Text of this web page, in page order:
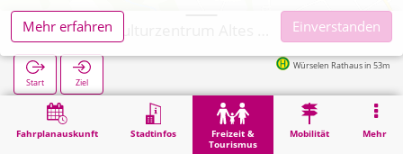
Fahrplanauskunft Stadtinfos
Freizeit &
Tourismus
Mobilität Mehr
Start Ziel
Würselen Rathaus in 53m
Freizeit & Tourismus Unterhaltung Würselen, Kulturzentrum Altes Rathaus
Mehr erfahren
Einverstanden